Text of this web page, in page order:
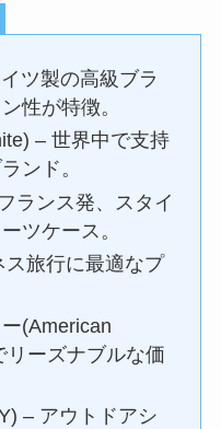
ツ製の高級ブラ
性が特徴。
– 世界中で支持
ンド。
ランス発、スタイ
ツケース。
ス旅行に最適なプ
(American
リーズナブルな価
– アウトドアシ